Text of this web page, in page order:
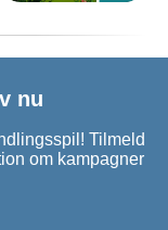
nu
Tilmeld
om kampagner